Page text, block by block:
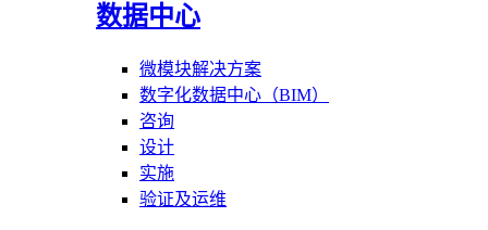
数据中心
微模块解决方案
数字化数据中心（BIM）
咨询
设计
实施
验证及运维